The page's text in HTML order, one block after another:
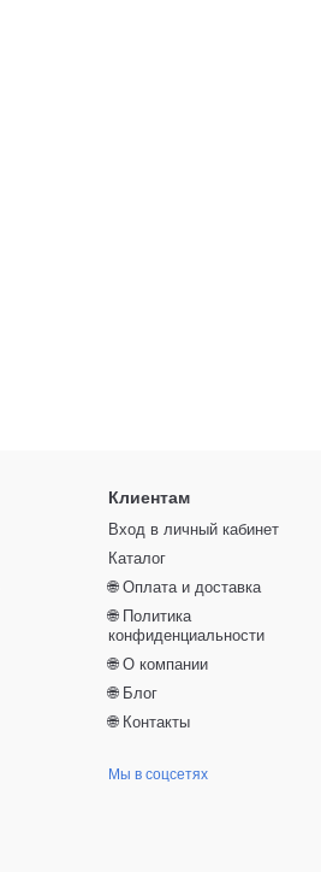
Клиентам
Вход в личный кабинет
Каталог
🌐 Оплата и доставка
🌐 Политика
конфиденциальности
🌐 О компании
🌐 Блог
🌐 Контакты
Мы в соцсетях